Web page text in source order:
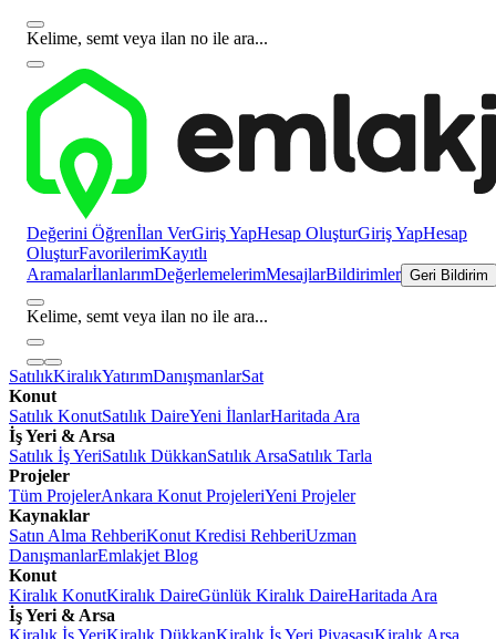
Kelime, semt veya ilan no ile ara...
Değerini Öğrenİlan VerGiriş YapHesap OluşturGiriş YapHesap
OluşturFavorilerimKayıtlı
AramalarİlanlarımDeğerlemelerimMesajlarBildirimler Geri Bildirim
Kelime, semt veya ilan no ile ara...
SatılıkKiralıkYatırımDanışmanlarSat
Konut
Satılık KonutSatılık DaireYeni İlanlarHaritada Ara
İş Yeri & Arsa
Satılık İş YeriSatılık DükkanSatılık ArsaSatılık Tarla
Projeler
Tüm ProjelerAnkara Konut ProjeleriYeni Projeler
Kaynaklar
Satın Alma RehberiKonut Kredisi RehberiUzman
DanışmanlarEmlakjet Blog
Konut
Kiralık KonutKiralık DaireGünlük Kiralık DaireHaritada Ara
İş Yeri & Arsa
Kiralık İş YeriKiralık DükkanKiralık İş Yeri PiyasasıKiralık Arsa